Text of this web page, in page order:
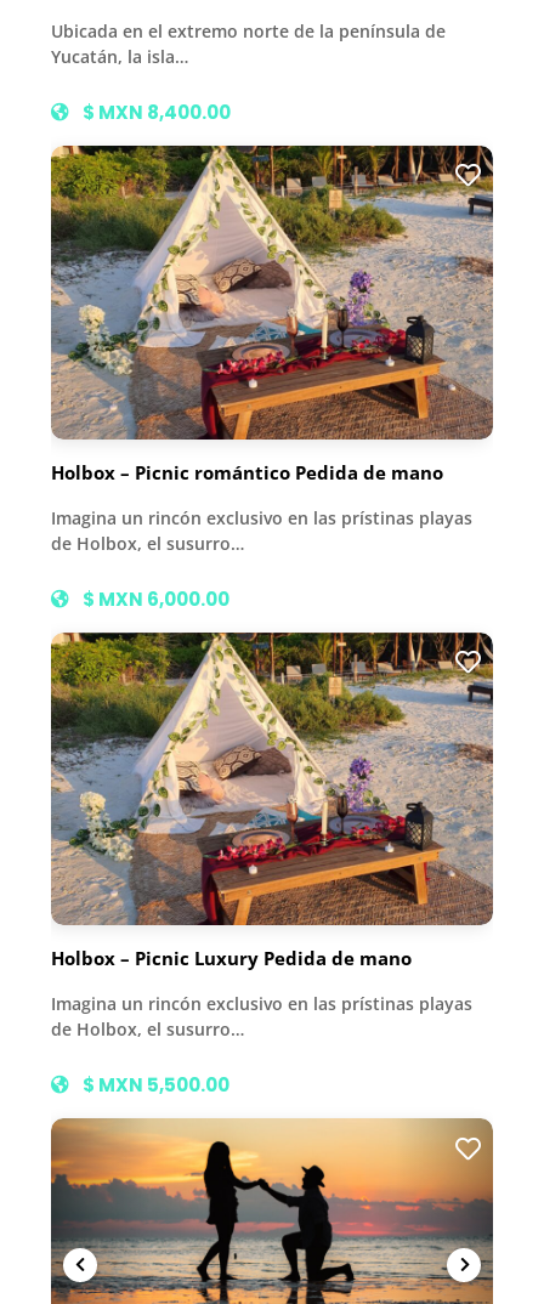
Ubicada en el extremo norte de la península de
Yucatán, la isla…
$ MXN 8,400.00
Holbox – Picnic romántico Pedida de mano
Imagina un rincón exclusivo en las prístinas playas
de Holbox, el susurro…
$ MXN 6,000.00
Holbox – Picnic Luxury Pedida de mano
Imagina un rincón exclusivo en las prístinas playas
de Holbox, el susurro…
$ MXN 5,500.00